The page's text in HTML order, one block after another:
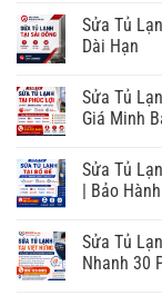
Sửa Tủ
Dài Hạn
Sửa Tủ
Giá Minh
Sửa Tủ
| Bảo
Sửa Tủ
Nhanh 30